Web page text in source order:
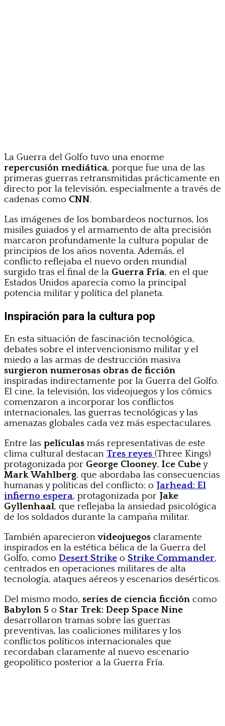
La Guerra del Golfo tuvo una enorme
repercusión mediática, porque fue una de las
primeras guerras retransmitidas prácticamente en
directo por la televisión, especialmente a través de
cadenas como CNN.
Las imágenes de los bombardeos nocturnos, los
misiles guiados y el armamento de alta precisión
marcaron profundamente la cultura popular de
principios de los años noventa. Además, el
conflicto reflejaba el nuevo orden mundial
surgido tras el final de la Guerra Fría, en el que
Estados Unidos aparecía como la principal
potencia militar y política del planeta.
Inspiración para la cultura pop
En esta situación de fascinación tecnológica,
debates sobre el intervencionismo militar y el
miedo a las armas de destrucción masiva
surgieron numerosas obras de ficción
inspiradas indirectamente por la Guerra del Golfo.
El cine, la televisión, los videojuegos y los cómics
comenzaron a incorporar los conflictos
internacionales, las guerras tecnológicas y las
amenazas globales cada vez más espectaculares.
Entre las películas más representativas de este
clima cultural destacan Tres reyes (Three Kings)
protagonizada por George Clooney, Ice Cubey
Mark Wahlberg, que abordaba las consecuencias
humanas y políticas del conflicto; o Jarhead: El
infierno espera, protagonizada por Jake
Gyllenhaal, que reflejaba la ansiedad psicológica
de los soldados durante la campaña militar.
También aparecieronvideojuegos claramente
inspirados en la estética bélica de la Guerra del
Golfo, como Desert Strike o Strike Commander,
centrados en operaciones militares de alta
tecnología, ataques aéreos y escenarios desérticos.
Del mismo modo, series de ciencia ficción como
Babylon 5 o Star Trek: Deep Space Nine
desarrollaron tramas sobre las guerras
preventivas, las coaliciones militares y los
conflictos políticos internacionales que
recordaban claramente al nuevo escenario
geopolítico posterior a la Guerra Fría.